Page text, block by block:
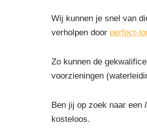
Wij kunnen je snel van
verholpen door perfect-
Zo kunnen de
voorzieningen
Ben jij op zoek naar een
kosteloos.